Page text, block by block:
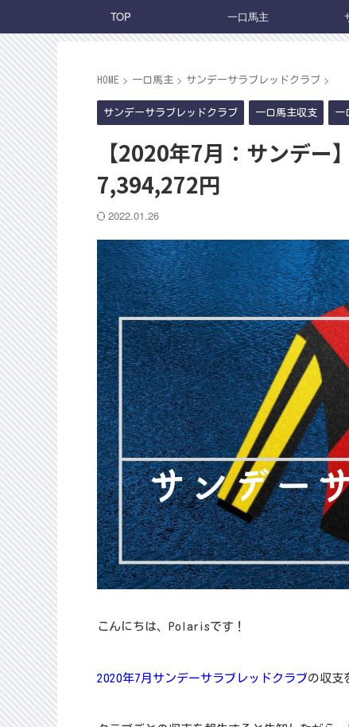
TOP 一口馬主
HOME > 一口馬主 > サンデーサラブレッドクラブ >
サンデーサラブレッドクラブ 一口馬主収支 一
【2020年7月：サンデ
7,394,272円
2022.01.26
こんにちは、Polarisです！
2020年7月サンデーサラブレッドクラブの収支